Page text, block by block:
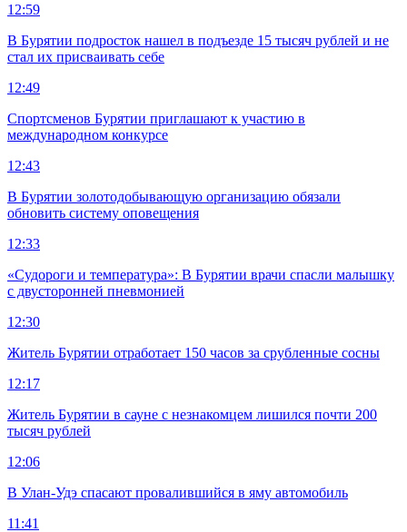
12:59
В Бурятии подросток нашел в подъезде 15 тысяч рублей и не
стал их присваивать себе
12:49
Спортсменов Бурятии приглашают к участию в
международном конкурсе
12:43
В Бурятии золотодобывающую организацию обязали
обновить систему оповещения
12:33
«Судороги и температура»: В Бурятии врачи спасли малышку
с двусторонней пневмонией
12:30
Житель Бурятии отработает 150 часов за срубленные сосны
12:17
Житель Бурятии в сауне с незнакомцем лишился почти 200
тысяч рублей
12:06
В Улан-Удэ спасают провалившийся в яму автомобиль
11:41